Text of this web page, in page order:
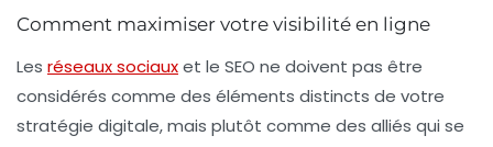
Comment maximiser votre visibilité en ligne
Les réseaux sociauxet le SEO ne doivent pas être
considérés comme des éléments distincts de votre
stratégie digitale, mais plutôt comme des alliés qui se